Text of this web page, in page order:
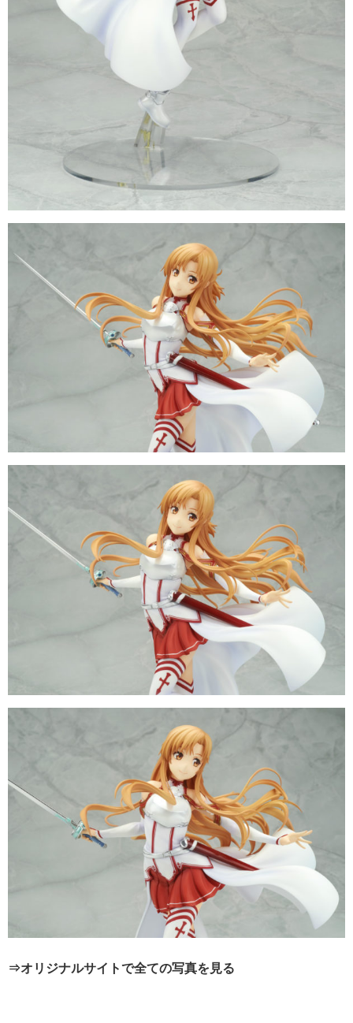
⇒オリジナルサイトで全ての写真を見る